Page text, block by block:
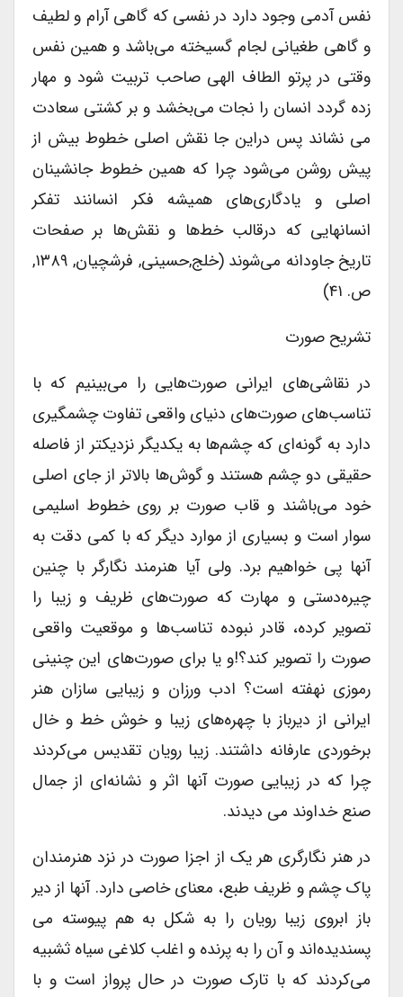
نفس آدمی وجود دارد در نفسی که گاهی آرام و لطیف
و گاهی طغیانی لجام گسیخته می‌باشد و همین نفس
وقتی در پرتو الطاف الهی صاحب تربیت شود و مهار
زده گردد انسان را نجات می‌بخشد و بر کشتی سعادت
می نشاند پس دراین جا نقش اصلی خطوط بیش از
پیش روشن می‌شود چرا که همین خطوط جانشینان
اصلی و یادگاری‌های همیشه فکر انسانند تفکر
انسانهایی که درقالب خط‌ها و نقش‌ها بر صفحات
تاریخ جاودانه می‌شوند (خلج,حسینی, فرشچیان, ۱۳۸۹,
ص. ۴۱)
تشریح صورت
در نقاشی‌های ایرانی صورت‌هایی را می‌بینیم که با
تناسب‌های صورت‌های دنیای واقعی تفاوت چشمگیری
دارد به گونه‌ای که چشم‌ها به یکدیگر نزدیکتر از فاصله
حقیقی دو چشم هستند و گوش‌ها بالاتر از جای اصلی
خود می‌باشند و قاب صورت بر روی خطوط اسلیمی
سوار است و بسیاری از موارد دیگر که با کمی دقت به
آنها پی خواهیم برد. ولی آیا هنرمند نگارگر با چنین
چیره‌دستی و مهارت که صورت‌های ظریف و زیبا را
تصویر کرده، قادر نبوده تناسب‌ها و موقعیت واقعی
صورت را تصویر کند؟!و یا برای صورت‌های این چنینی
رموزی نهفته است؟ ادب ورزان و زیبایی سازان هنر
ایرانی از دیرباز با چهره‌های زیبا و خوش خط و خال
برخوردی عارفانه داشتند. زیبا رویان تقدیس می‌کردند
چرا که در زیبایی صورت آنها اثر و نشانه‌ای از جمال
صنع خداوند می دیدند.
در هنر نگارگری هر یک از اجزا صورت در نزد هنرمندان
پاک چشم و ظریف طبع، معنای خاصی دارد. آنها از دیر
باز ابروی زیبا رویان را به شکل به هم پیوسته می
پسندیده‌اند و آن را به پرنده و اغلب کلاغی سیاه ثشبیه
می‌کردند که با تارک صورت در حال پرواز است و با